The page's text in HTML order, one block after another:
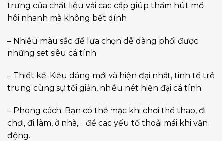
trưng của chất liệu vải cao cấp giúp thấm hút mồ
hôi nhanh mà không bết dính
– Nhiều màu sắc để lựa chọn dễ dàng phối được
những set siêu cá tính
– Thiết kế: Kiểu dáng mới và hiện đại nhất, tinh tế trẻ
trung cùng sự tối giản, nhiều nét hiện đại cá tính.
– Phong cách: Bạn có thể mặc khi chơi thể thao, đi
chơi, đi làm, ở nhà,… đề cao yếu tố thoải mái khi vận
động.